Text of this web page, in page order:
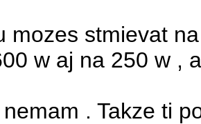
mozes stmievat
w aj na 250 w ,
. Takze ti